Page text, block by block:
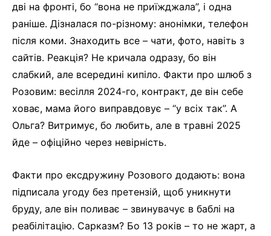
дві на фронті, бо “вона не приїжджала”, і одна
раніше. Дізналася по-різному: анонімки, телефон
після коми. Знаходить все – чати, фото, навіть з
сайтів. Реакція? Не кричала одразу, бо він
слабкий, але всередині кипіло. Факти про шлюб з
Розовим: весілля 2024-го, контракт, де він себе
ховає, мама його виправдовує – “у всіх так”. А
Ольга? Витримує, бо любить, але в травні 2025
йде – офіційно через невірність.
Факти про ексдружину Розового додають: вона
підписала угоду без претензій, щоб уникнути
бруду, але він поливає – звинувачує в баблі на
реабілітацію. Сарказм? Бо 13 років – то не жарт, а